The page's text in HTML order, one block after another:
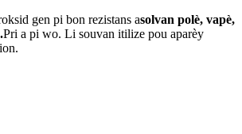
gen pi bon rezistans asolvan polè, vapè,
Pri a pi wo. Li souvan itilize pou aparèy